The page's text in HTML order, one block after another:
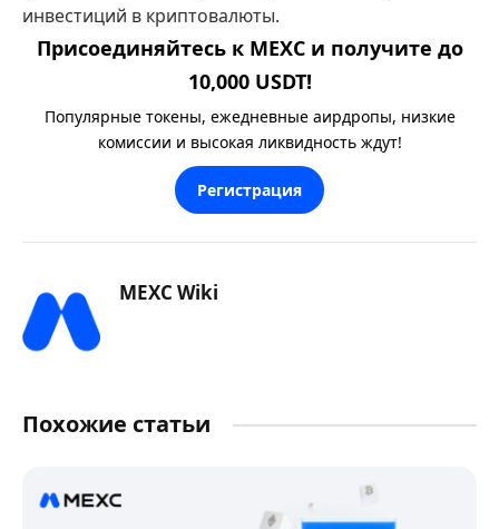
инвестиций в криптовалюты.
Присоединяйтесь к MEXC и получите до
10,000 USDT!
Популярные токены, ежедневные аирдропы, низкие
комиссии и высокая ликвидность ждут!
Регистрация
MEXC Wiki
Похожие статьи